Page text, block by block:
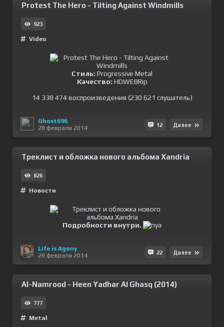
Protest The Hero - Tilting Against Windmills
923
Video
Стиль: Progressive Metal
Качество: HDWEBRip
14 338 474 воспроизведения (230 621 слушатель)
Ghost696
28 февраля 2014
12 Далее
Треклист и обложка нового альбома Xandria
826
Новости
Подробности внутри.
Life is Agony
28 февраля 2014
22 Далее
Al-Namrood - Heen Yadhar Al Ghasq (2014)
777
Metal